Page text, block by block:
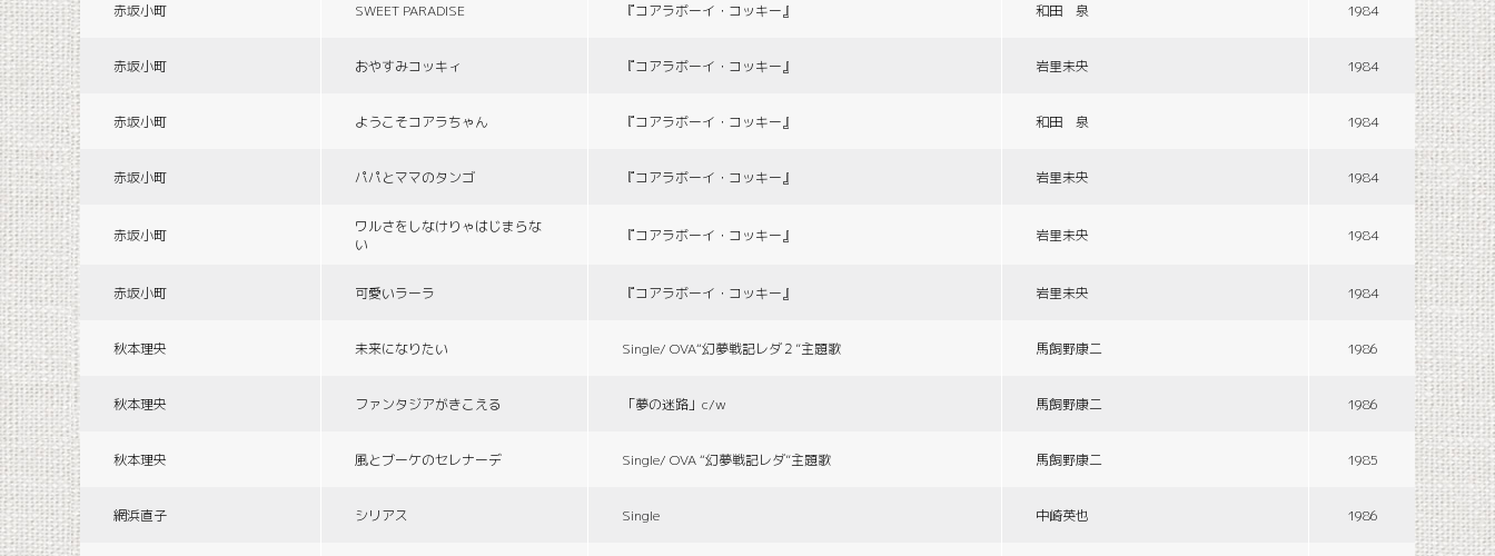
赤坂小町 SWEET PARADISE 『コアラボーイ・コッキー』 和田 泉 1984
赤坂小町 おやすみコッキィ 『コアラボーイ・コッキー』 岩里未央 1984
赤坂小町 ようこそコアラちゃん 『コアラボーイ・コッキー』 和田 泉 1984
赤坂小町 パパとママのタンゴ 『コアラボーイ・コッキー』 岩里未央 1984
赤坂小町
ワルさをしなけりゃはじまらな
い
『コアラボーイ・コッキー』 岩里未央 1984
赤坂小町 可愛いラーラ 『コアラボーイ・コッキー』 岩里未央 1984
秋本理央 未来になりたい Single/ OVA“幻夢戦記レダ２”主題歌 馬飼野康二 1986
秋本理央 ファンタジアがきこえる 「夢の迷路」c/w 馬飼野康二 1986
秋本理央 風とブーケのセレナーデ Single/ OVA “幻夢戦記レダ”主題歌 馬飼野康二 1985
網浜直子 シリアス Single 中崎英也 1986